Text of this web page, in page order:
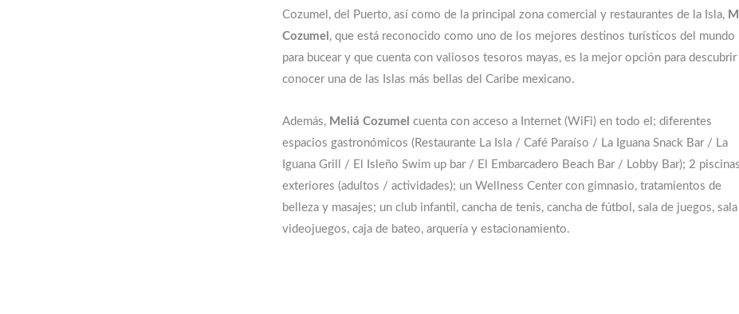
Cozumel, del Puerto, así como de la principal zona comercial y restaurantes de la Isla,
Cozumel , que está reconocido como uno de los mejores destinos turísticos del mundo
para bucear y que cuenta con valiosos tesoros mayas, es la mejor opción para descubrir
conocer una de las Islas más bellas del Caribe mexicano.
Además, Meliá Cozumel cuenta con acceso a Internet (WiFi) en todo el; diferentes
espacios gastronómicos (Restaurante La Isla / Café Paraíso / La Iguana Snack Bar / La
Iguana Grill / El Isleño Swim up bar / El Embarcadero Beach Bar / Lobby Bar); 2 piscinas
exteriores (adultos / actividades); un Wellness Center con gimnasio, tratamientos de
belleza y masajes; un club infantil, cancha de tenis, cancha de fútbol, sala de juegos,
videojuegos, caja de bateo, arquería y estacionamiento.